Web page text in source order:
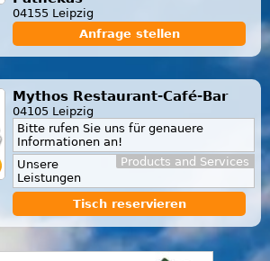
04155 Leipzig
Anfrage stellen
Mythos Restaurant-Café-Bar
04105 Leipzig
Bitte rufen Sie uns für genauere
Informationen an!
Products and Services
Unsere
Leistungen
Tisch reservieren